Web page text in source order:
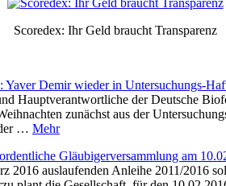
Scoredex: Ihr Geld braucht Transparenz
Yaver Demir wieder in Untersuchungs-
Hauptverantwortliche der Deutsche
zunächst aus der
… Mehr
Gläubigerversammlung am
2016 auslaufenden Anleihe 2011/2016